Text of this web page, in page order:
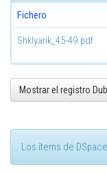
Fichero
Shklyarik_45-49.pdf
Mostrar el registro
Los ítems de